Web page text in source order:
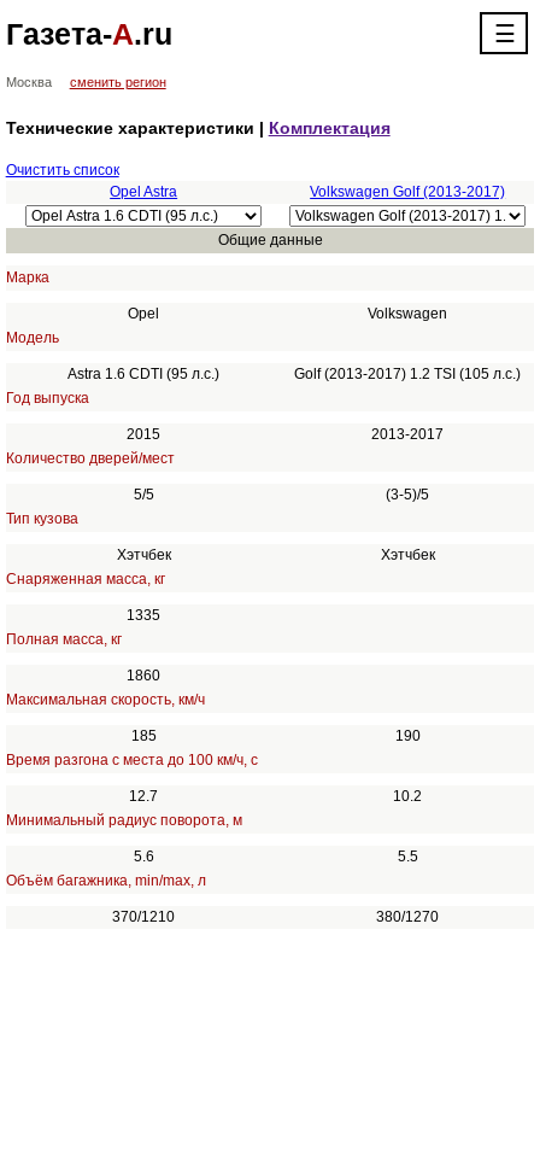
Газета-А.ru ☰
Москва сменить регион
Технические характеристики | Комплектация
Очистить список
Opel Astra
Volkswagen Golf (2013-2017)
Общие данные
Марка
Opel
Volkswagen
Модель
Astra 1.6 CDTI (95 л.с.)
Golf (2013-2017) 1.2 TSI (105 л.с.)
Год выпуска
2015
2013-2017
Количество дверей/мест
5/5
(3-5)/5
Тип кузова
Хэтчбек
Хэтчбек
Снаряженная масса, кг
1335
Полная масса, кг
1860
Максимальная скорость, км/ч
185
190
Время разгона с места до 100 км/ч, с
12.7
10.2
Минимальный радиус поворота, м
5.6
5.5
Объём багажника, min/max, л
370/1210 380/1270